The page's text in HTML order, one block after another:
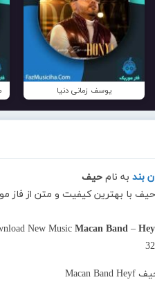
یوسف زمانی دنیا
بندبه نام حیف
حیف با بهترین کیفیت و متن از فاز
New MusicMacan Band –